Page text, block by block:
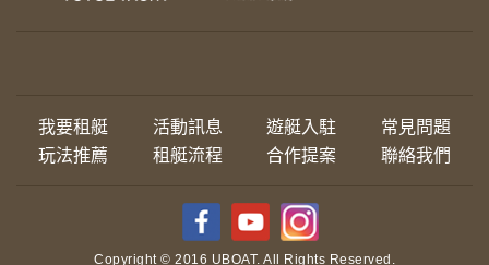
我要租艇
玩法推薦
活動訊息
租艇流程
遊艇入駐
合作提案
常見問題
聯絡我們
Copyright © 2016 UBOAT. All Rights Reserved.